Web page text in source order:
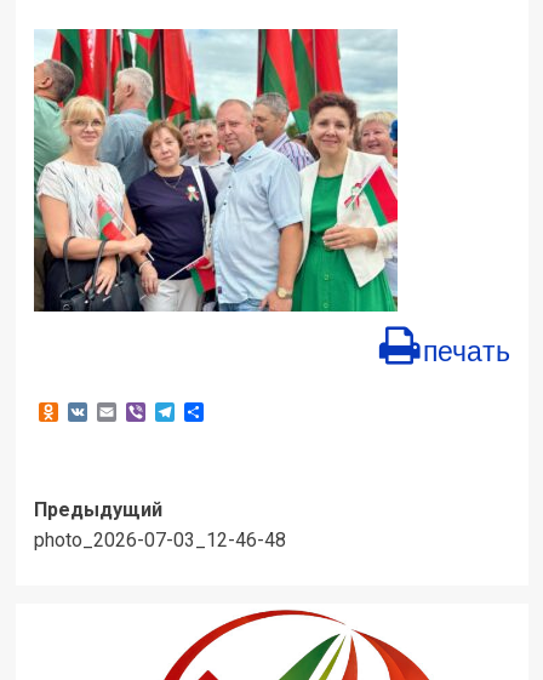
печать
Odnoklassniki
VKEmailViberTelegram
Отправить
Навигация
записи
Предыдущий
photo_2026-07-03_12-46-48